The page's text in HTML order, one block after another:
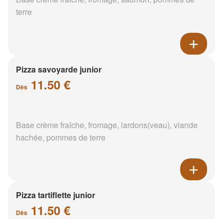
terre
Pizza savoyarde junior
Dès 11.50 €
Base crème fraîche, fromage, lardons(veau), viande
hachée, pommes de terre
Pizza tartiflette junior
Dès 11.50 €